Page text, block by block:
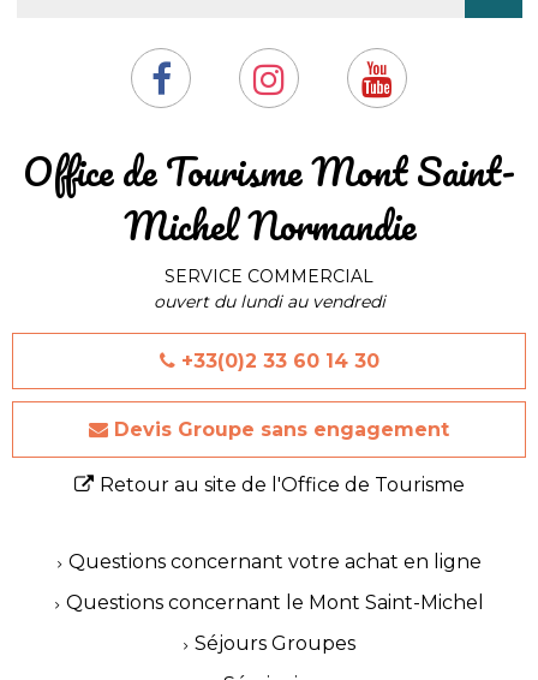
​Office de Tourisme Mont Saint-
Michel Normandie
SERVICE COMMERCIAL
ouvert du lundi au vendredi
+33(0)2 33 60 14 30
Devis Groupe sans engagement
Retour au site de l'Office de Tourisme
Questions concernant votre achat en ligne
Questions concernant le Mont Saint-Michel
Séjours Groupes